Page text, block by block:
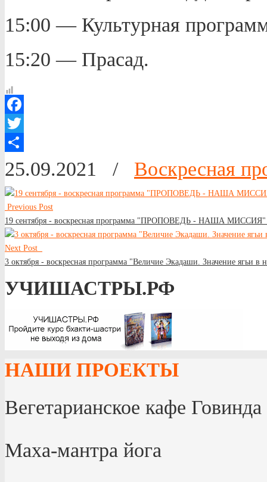
15:00 — Культурная
15:20 — Прасад.
Facebook
Twitter
Отправить
25.09.2021 / Воскресная
Previous Post
19 сентября - воскресная программа "ПРОПОВЕДЬ - НАША
Next Post
3 октября - воскресная программа "Величие Экадаши. Значение
УЧИШАСТРЫ.РФ
НАШИ ПРОЕКТЫ
Вегетарианское кафе Говинда
Маха-мантра йога